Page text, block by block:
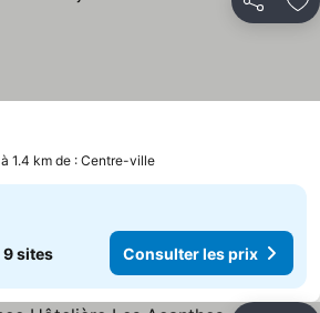
Partager
à 1.4 km de : Centre-ville
9 sites Consulter les prix